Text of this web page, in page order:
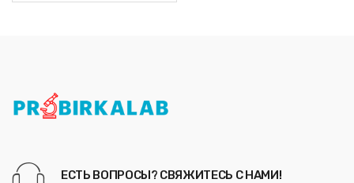
ЕСТЬ ВОПРОСЫ? СВЯЖИТЕСЬ С НАМИ!